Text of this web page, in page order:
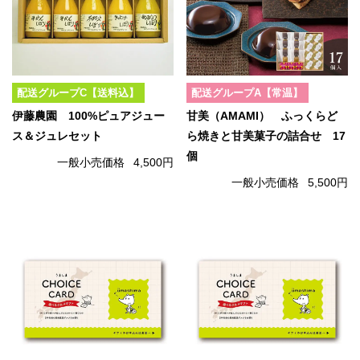
配送グループC【送料込】
伊藤農園 100%ピュアジュー
ス＆ジュレセット
一般小売価格 4,500円
配送グループA【常温】
甘美（AMAMI） ふっくらど
ら焼きと甘美菓子の詰合せ 17
個
一般小売価格 5,500円